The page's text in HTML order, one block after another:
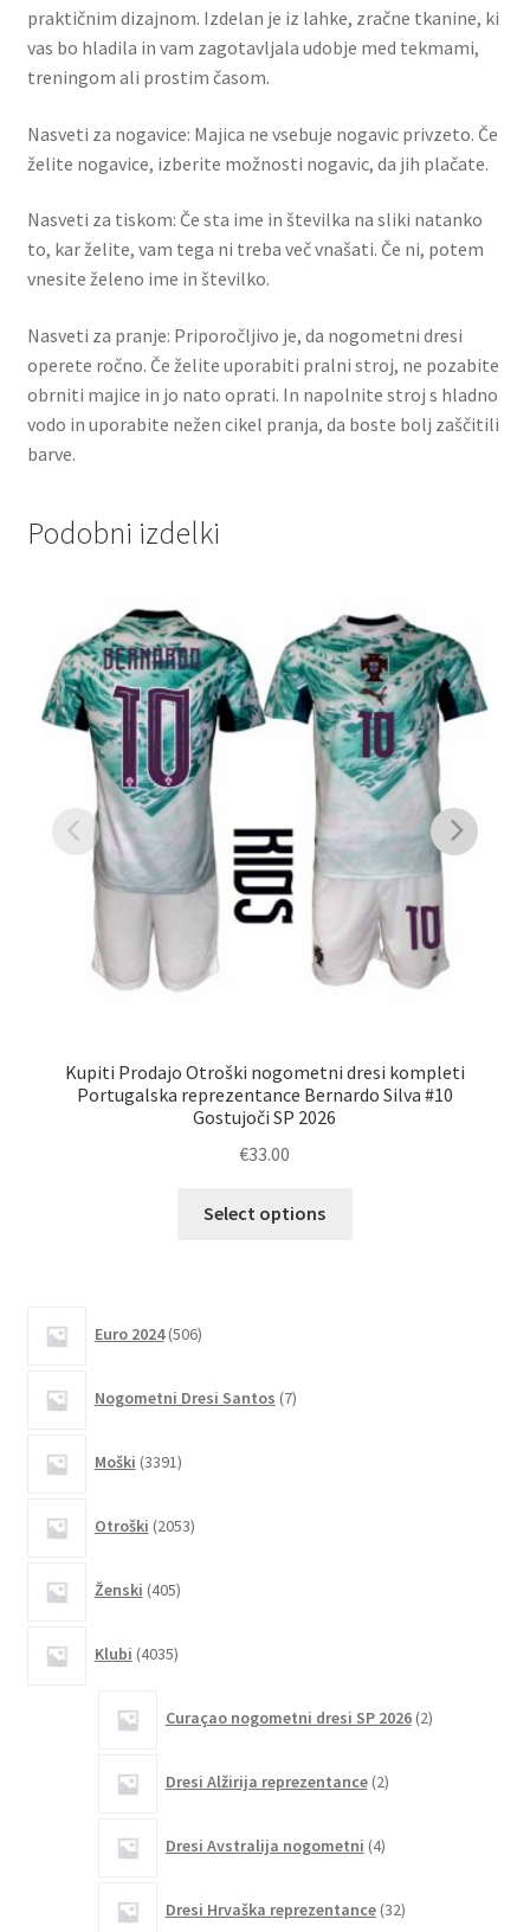
praktičnim dizajnom. Izdelan je iz lahke, zračne tkanine, ki
vas bo hladila in vam zagotavljala udobje med tekmami,
treningom ali prostim časom.
Nasveti za nogavice: Majica ne vsebuje nogavic privzeto. Če
želite nogavice, izberite možnosti nogavic, da jih plačate.
Nasveti za tiskom: Če sta ime in številka na sliki natanko
to, kar želite, vam tega ni treba več vnašati. Če ni, potem
vnesite želeno ime in številko.
Nasveti za pranje: Priporočljivo je, da nogometni dresi
operete ročno. Če želite uporabiti pralni stroj, ne pozabite
obrniti majice in jo nato oprati. In napolnite stroj s hladno
vodo in uporabite nežen cikel pranja, da boste bolj zaščitili
barve.
Podobni izdelki
Kupiti Prodajo Otroški nogometni dresi kompleti
Portugalska reprezentance Bernardo Silva #10
Gostujoči SP 2026
€33.00
Select options
Euro 2024 506izdelkov
Nogometni Dresi Santos 7izdelkov
Moški 3391izdelkov
Otroški 2053izdelkov
Ženski 405izdelkov
Klubi 4035izdelkov
Curaçao nogometni dresi SP 2026 2izdelka
Dresi Alžirija reprezentance 2izdelka
Dresi Avstralija nogometni 4izdelki
Dresi Hrvaška reprezentance 32izdelkov